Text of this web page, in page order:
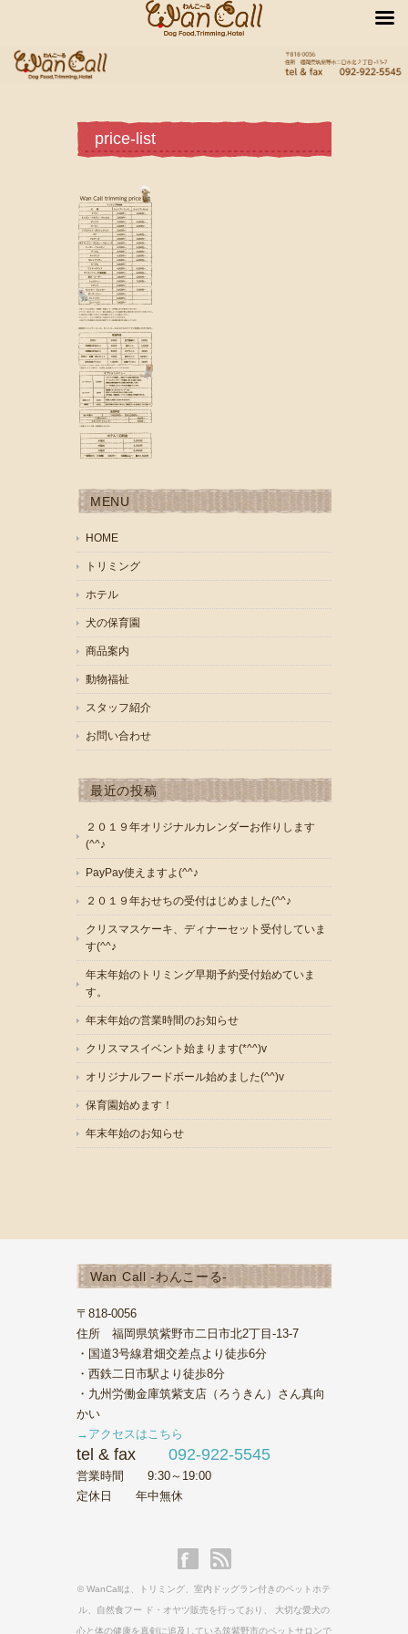
price-list
MENU
HOME
トリミング
ホテル
犬の保育園
商品案内
動物福祉
スタッフ紹介
お問い合わせ
最近の投稿
２０１９年オリジナルカレンダーお作りします
(^^♪
PayPay使えますよ(^^♪
２０１９年おせちの受付はじめました(^^♪
クリスマスケーキ、ディナーセット受付していま
す(^^♪
年末年始のトリミング早期予約受付始めていま
す。
年末年始の営業時間のお知らせ
クリスマスイベント始まります(*^^)v
オリジナルフードボール始めました(^^)v
保育園始めます！
年末年始のお知らせ
Wan Call -わんこーる-
〒818-0056
住所 福岡県筑紫野市二日市北2丁目-13-7
・国道3号線君畑交差点より徒歩6分
・西鉄二日市駅より徒歩8分
・九州労働金庫筑紫支店（ろうきん）さん真向
かい
→アクセスはこちら
tel & fax 092-922-5545
営業時間 9:30～19:00
定休日 年中無休
© WanCallは、トリミング、室内ドッグラン付きのペットホテ
ル、自然食フー ド・オヤツ販売を行っており、 大切な愛犬の
心と体の健康を真剣に追及している筑紫野市のペットサロンで